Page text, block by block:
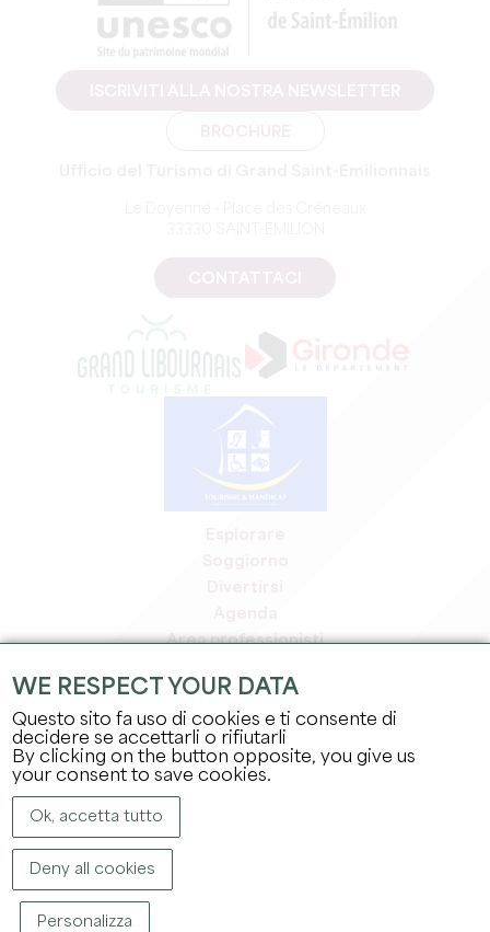
Area professionisti
Area stampa
Offerte di lavoro e stage
Informazioni legali
Informativa sulla privacy
COPYRIGHT ©2026
WE RESPECT YOUR DATA
Questo sito fa uso di cookies e ti consente di
decidere se accettarli o rifiutarli
By clicking on the button opposite, you give us
your consent to save cookies.
Ok, accetta tutto
Deny all cookies
Personalizza